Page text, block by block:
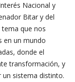
Nacional y
Bitar y del
que nos
en un mundo
donde el
transformación, y
sistema distinto.